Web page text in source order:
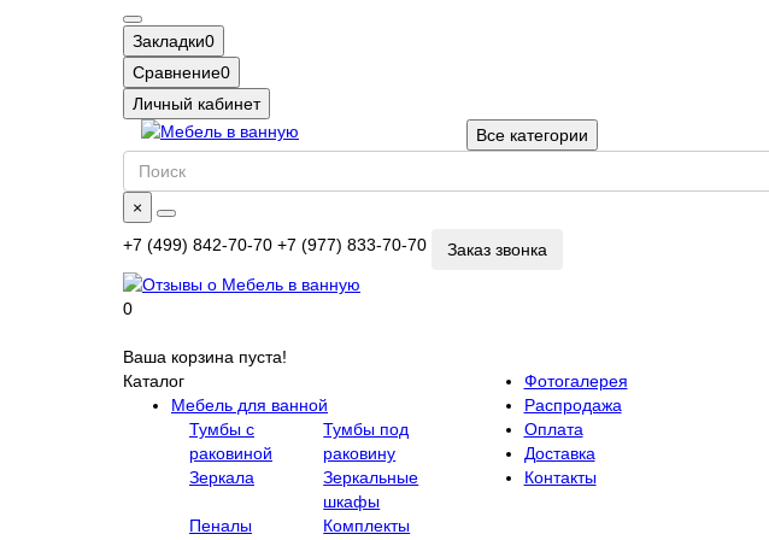
Закладки0
Сравнение0
Личный кабинет
Все категории
×
+7 (499) 842-70-70 +7 (977) 833-70-70 Заказ звонка
0
Ваша корзина пуста!
Каталог
Мебель для ванной
Тумбы с
раковиной
Тумбы под
раковину
Зеркала
Зеркальные
шкафы
Пеналы
Комплекты
Фотогалерея
Распродажа
Оплата
Доставка
Контакты